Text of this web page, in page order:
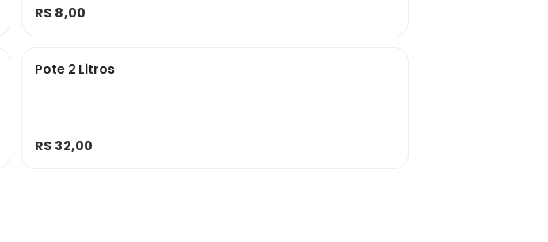
R$ 8,00
Pote 2 Litros
R$ 32,00